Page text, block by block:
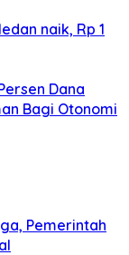
naik, Rp 1
Dana
Bagi Otonomi
Pemerintah